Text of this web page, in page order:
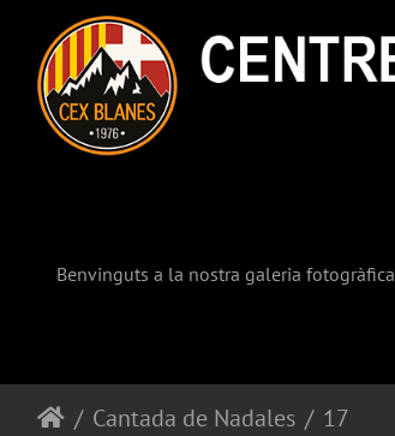
Benvinguts a la nostra galeria fotogràfica
Cantada de Nadales 17